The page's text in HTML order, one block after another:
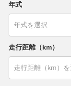
年式
走行距離（km）